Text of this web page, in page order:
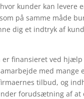
kunder kan levere
på samme måde
dig et indtryk af
er finansieret ved hjælp
med mange
tilbud, og
forudsætning af at